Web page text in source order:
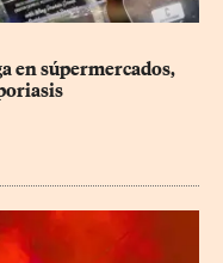
en súpermercados,